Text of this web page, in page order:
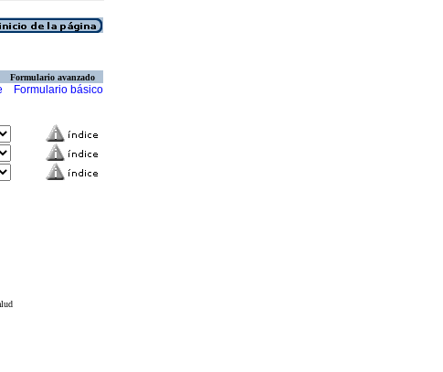
Formulario avanzado
Formulario básico